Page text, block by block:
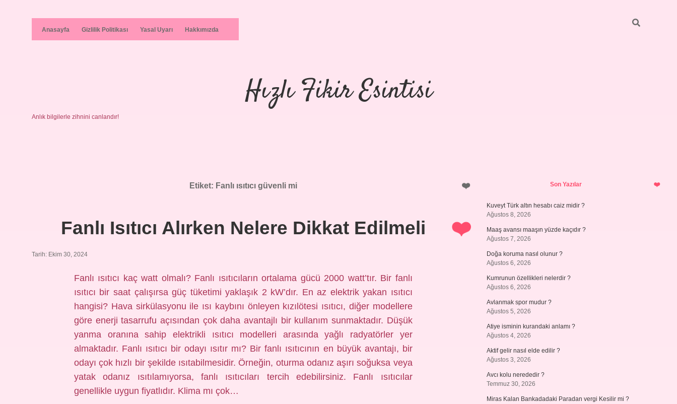
Anasayfa Gizlilik Politikası Yasal Uyarı Hakkımızda
Hızlı Fikir Esintisi
Anlık bilgilerle zihnini canlandır!
Etiket: Fanlı ısıtıcı güvenli mi
Fanlı Isıtıcı Alırken Nelere Dikkat Edilmeli
Tarih: Ekim 30, 2024
Fanlı ısıtıcı kaç watt olmalı? Fanlı ısıtıcıların ortalama gücü 2000 watt’tır. Bir fanlı
ısıtıcı bir saat çalışırsa güç tüketimi yaklaşık 2 kW’dır. En az elektrik yakan ısıtıcı
hangisi? Hava sirkülasyonu ile ısı kaybını önleyen kızılötesi ısıtıcı, diğer modellere
göre enerji tasarrufu açısından çok daha avantajlı bir kullanım sunmaktadır. Düşük
yanma oranına sahip elektrikli ısıtıcı modelleri arasında yağlı radyatörler yer
almaktadır. Fanlı ısıtıcı bir odayı ısıtır mı? Bir fanlı ısıtıcının en büyük avantajı, bir
odayı çok hızlı bir şekilde ısıtabilmesidir. Örneğin, oturma odanız aşırı soğuksa veya
yatak odanız ısıtılamıyorsa, fanlı ısıtıcıları tercih edebilirsiniz. Fanlı ısıtıcılar
genellikle uygun fiyatlıdır. Klima mı çok…
SidebarSon Yazılar
Kuveyt Türk altın hesabı caiz midir ?
Ağustos 8, 2026
Maaş avansı maaşın yüzde kaçıdır ?
Ağustos 7, 2026
Doğa koruma nasıl olunur ?
Ağustos 6, 2026
Kumrunun özellikleri nelerdir ?
Ağustos 6, 2026
Avlanmak spor mudur ?
Ağustos 5, 2026
Atiye isminin kurandaki anlamı ?
Ağustos 4, 2026
Aktif gelir nasıl elde edilir ?
Ağustos 3, 2026
Avcı kolu nerededir ?
Temmuz 30, 2026
Miras Kalan Bankadadaki Paradan vergi Kesilir mi ?